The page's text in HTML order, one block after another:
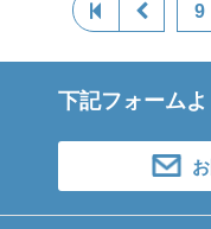
9
下記フォーム